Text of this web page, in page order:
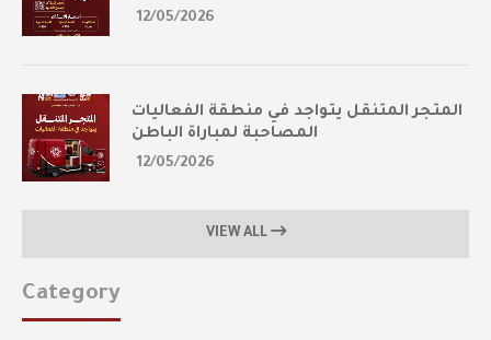
12/05/2026
المتجر المتنقل يتواجد في منطقة الفعاليات
المصاحبة لمباراة الباطن
12/05/2026
VIEW ALL
Category